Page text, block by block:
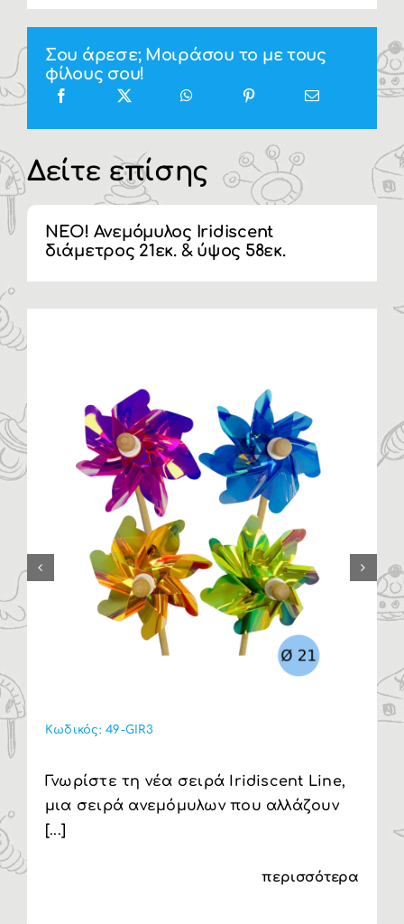
Σου άρεσε; Μοιράσου το με τους
φίλους σου!
Δείτε επίσης
NEO! Ανεμόμυλος Iridiscent
διάμετρος 21εκ. & ύψος 58εκ.
Κωδικός:49-GIR3
Γνωρίστε τη νέα σειρά Iridiscent Line,
μια σειρά ανεμόμυλων που αλλάζουν
[...]
περισσότερα